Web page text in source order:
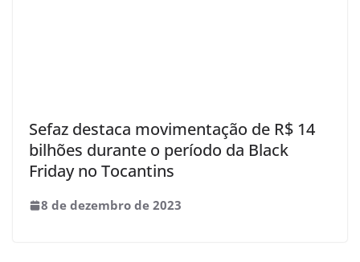
Sefaz destaca movimentação de R$ 14
bilhões durante o período da Black
Friday no Tocantins
8 de dezembro de 2023